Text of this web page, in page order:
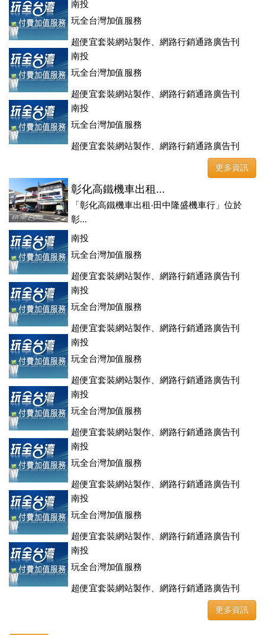
登、訂房系統、客房委託旅行社銷售，全面優惠中....
南投
玩全台灣加值服務
超便宜套裝網站製作、網路行銷通路廣告刊
登、訂房系統、客房委託旅行社銷售，全面優惠中....
南投
玩全台灣加值服務
超便宜套裝網站製作、網路行銷通路廣告刊
登、訂房系統、客房委託旅行社銷售，全面優惠中....
南投
玩全台灣加值服務
超便宜套裝網站製作、網路行銷通路廣告刊
登、訂房系統、客房委託旅行社銷售，全面優惠中....
更多資訊
彰化高鐵機車出租...
「彰化高鐵機車出租‧田中隆盛機車行」位於
彰...
南投
玩全台灣加值服務
超便宜套裝網站製作、網路行銷通路廣告刊
登、訂房系統、客房委託旅行社銷售，全面優惠中....
南投
玩全台灣加值服務
超便宜套裝網站製作、網路行銷通路廣告刊
登、訂房系統、客房委託旅行社銷售，全面優惠中....
南投
玩全台灣加值服務
超便宜套裝網站製作、網路行銷通路廣告刊
登、訂房系統、客房委託旅行社銷售，全面優惠中....
南投
玩全台灣加值服務
超便宜套裝網站製作、網路行銷通路廣告刊
登、訂房系統、客房委託旅行社銷售，全面優惠中....
南投
玩全台灣加值服務
超便宜套裝網站製作、網路行銷通路廣告刊
登、訂房系統、客房委託旅行社銷售，全面優惠中....
南投
玩全台灣加值服務
超便宜套裝網站製作、網路行銷通路廣告刊
登、訂房系統、客房委託旅行社銷售，全面優惠中....
南投
玩全台灣加值服務
超便宜套裝網站製作、網路行銷通路廣告刊
登、訂房系統、客房委託旅行社銷售，全面優惠中....
更多資訊